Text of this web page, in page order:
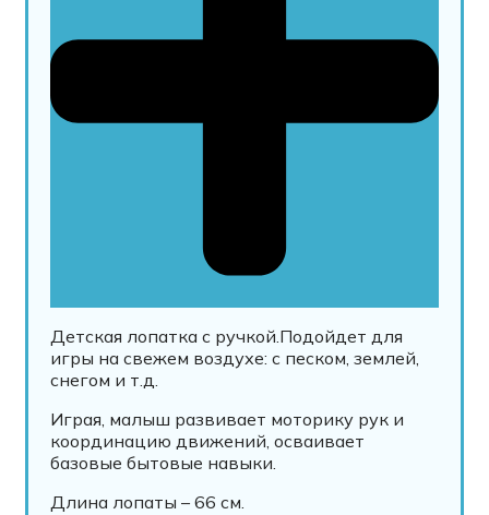
Детская лопатка с ручкой.Подойдет для
игры на свежем воздухе: с песком, землей,
снегом и т.д.
Играя, малыш развивает моторику рук и
координацию движений, осваивает
базовые бытовые навыки.
Длина лопаты – 66 см.